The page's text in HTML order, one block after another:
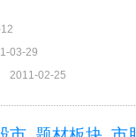
03-29
2011-02-25